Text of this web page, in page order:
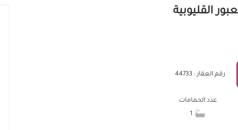
رقم العقار : 44733
عدد الحمامات